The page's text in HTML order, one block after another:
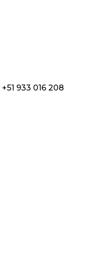
+51 933 016 208